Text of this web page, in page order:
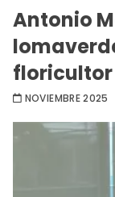
Antonio
NOVIEMBRE 2025